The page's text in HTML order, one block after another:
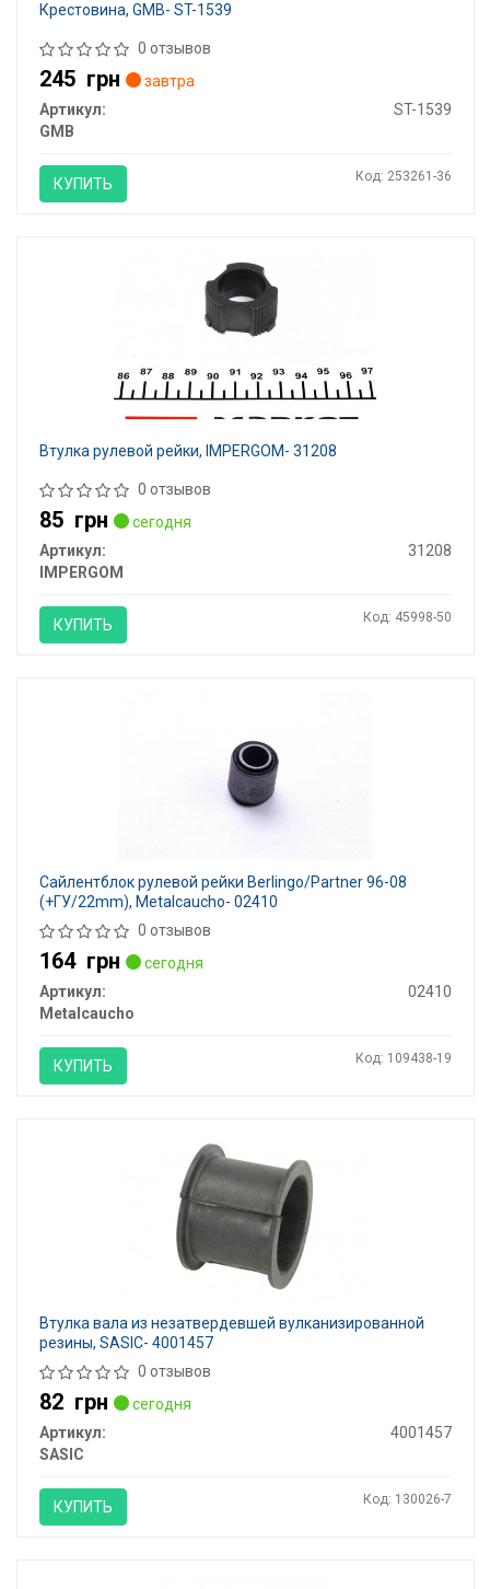
Крестовина, GMB- ST-1539
0 отзывов
245 грн
завтра
Артикул:
ST-1539
GMB
КУПИТЬ Код: 253261-36
Втулка рулевой рейки, IMPERGOM- 31208
0 отзывов
85 грн
сегодня
Артикул:
31208
IMPERGOM
КУПИТЬ Код: 45998-50
Сайлентблок рулевой рейки Berlingo/Partner 96-08
(+ГУ/22mm), Metalcaucho- 02410
0 отзывов
164 грн
сегодня
Артикул:
02410
Metalcaucho
КУПИТЬ Код: 109438-19
Втулка вала из незатвердевшей вулканизированной
резины, SASIC- 4001457
0 отзывов
82 грн
сегодня
Артикул:
4001457
SASIC
КУПИТЬ Код: 130026-7